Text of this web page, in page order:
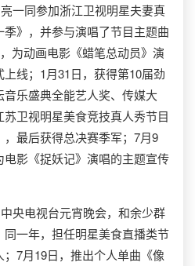
一同参加浙江卫视明星夫妻真
》，并参与演唱了节目主题曲
为动画电影《蜡笔总动员》演
线；1月31日，获得第10届劲
乐盛典全能艺人奖、传媒大
卫视明星美食竞技真人秀节目
最后获得总决赛季军；7月9
影《捉妖记》演唱的主题宣传
央电视台元宵晚会，和余少群
一年，担任明星美食直播类节
7月19日，推出个人单曲《像